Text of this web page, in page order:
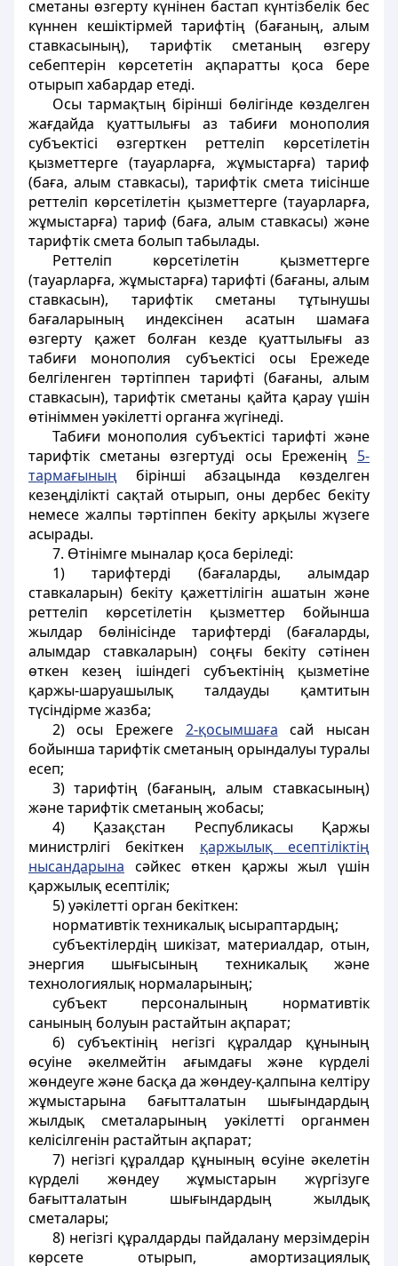
сметаны өзгерту күнінен бастап күнтізбелік бес
күннен кешіктірмей тарифтің (бағаның, алым
ставкасының), тарифтік сметаның өзгеру
себептерін көрсететін ақпаратты қоса бере
отырып хабардар етеді.
Осы тармақтың бірінші бөлігінде көзделген
жағдайда қуаттылығы аз табиғи монополия
субъектісі өзгерткен реттеліп көрсетілетін
қызметтерге (тауарларға, жұмыстарға) тариф
(баға, алым ставкасы), тарифтік смета тиісінше
реттеліп көрсетілетін қызметтерге (тауарларға,
жұмыстарға) тариф (баға, алым ставкасы) және
тарифтік смета болып табылады.
Реттеліп көрсетілетін қызметтерге
(тауарларға, жұмыстарға) тарифті (бағаны, алым
ставкасын), тарифтік сметаны тұтынушы
бағаларының индексінен асатын шамаға
өзгерту қажет болған кезде қуаттылығы аз
табиғи монополия субъектісі осы Ережеде
белгіленген тәртіппен тарифті (бағаны, алым
ставкасын), тарифтік сметаны қайта қарау үшін
өтініммен уәкілетті органға жүгінеді.
Табиғи монополия субъектісі тарифті және
тарифтік сметаны өзгертуді осы Ереженің 5-
тармағының бірінші абзацында көзделген
кезеңділікті сақтай отырып, оны дербес бекіту
немесе жалпы тәртіппен бекіту арқылы жүзеге
асырады.
7. Өтінімге мыналар қоса беріледі:
1) тарифтерді (бағаларды, алымдар
ставкаларын) бекіту қажеттілігін ашатын және
реттеліп көрсетілетін қызметтер бойынша
жылдар бөлінісінде тарифтерді (бағаларды,
алымдар ставкаларын) соңғы бекіту сәтінен
өткен кезең ішіндегі субъектінің қызметіне
қаржы-шаруашылық талдауды қамтитын
түсіндірме жазба;
2) осы Ережеге 2-қосымшаға сай нысан
бойынша тарифтік сметаның орындалуы туралы
есеп;
3) тарифтің (бағаның, алым ставкасының)
және тарифтік сметаның жобасы;
4) Қазақстан Республикасы Қаржы
министрлігі бекіткен қаржылық есептіліктің
нысандарына сәйкес өткен қаржы жыл үшін
қаржылық есептілік;
5) уәкілетті орган бекіткен:
нормативтік техникалық ысыраптардың;
субъектілердің шикізат, материалдар, отын,
энергия шығысының техникалық және
технологиялық нормаларының;
субъект персоналының нормативтік
санының болуын растайтын ақпарат;
6) субъектінің негізгі құралдар құнының
өсуіне әкелмейтін ағымдағы және күрделі
жөндеуге және басқа да жөндеу-қалпына келтіру
жұмыстарына бағытталатын шығындардың
жылдық сметаларының уәкілетті органмен
келісілгенін растайтын ақпарат;
7) негізгі құралдар құнының өсуіне әкелетін
күрделі жөндеу жұмыстарын жүргізуге
бағытталатын шығындардың жылдық
сметалары;
8) негізгі құралдарды пайдалану мерзімдерін
көрсете отырып, амортизациялық